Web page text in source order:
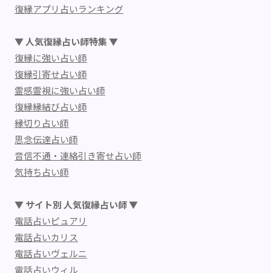
復縁アプリ占いランキング
▼ 人気復縁占い師特集 ▼
復縁に強い占い師
復縁引寄せ占い師
霊感霊視に強い占い師
復縁縁結び占い師
縁切り占い師
思念伝達占い師
音信不通・連絡引き寄せ占い師
気持ち占い師
▼ サイト別 人気復縁占い師 ▼
電話占いピュアリ
電話占いカリス
電話占いヴェルニ
電話占いウィル